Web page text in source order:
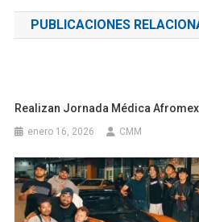
entradas
PUBLICACIONES
Realizan Jornada Médica
enero 16, 2026 CMM